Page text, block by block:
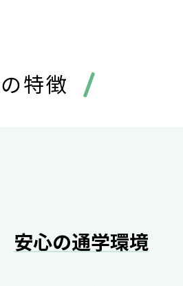
特徴
安心の通学環境